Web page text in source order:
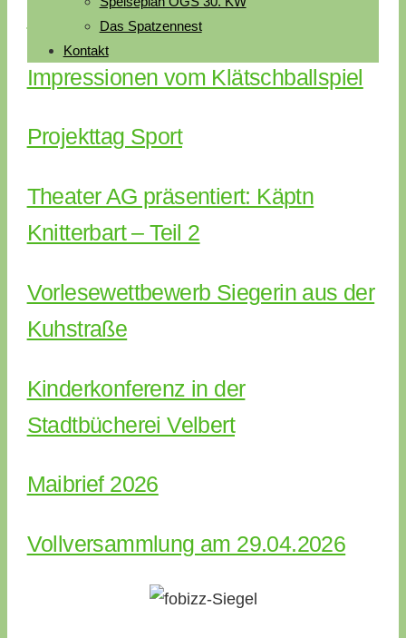
Das Spatzennest
Kontakt
Schuljahresabschlussbrief 2026
Impressionen vom Klätschballspiel
Projekttag Sport
Theater AG präsentiert: Käptn
Knitterbart – Teil 2
Vorlesewettbewerb Siegerin aus der
Kuhstraße
Kinderkonferenz in der
Stadtbücherei Velbert
Maibrief 2026
Vollversammlung am 29.04.2026